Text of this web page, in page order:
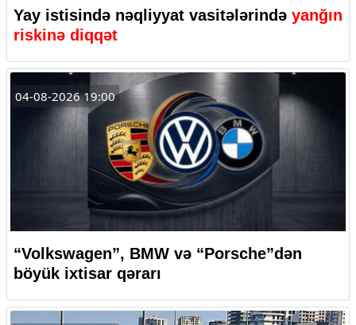
Yay istisində nəqliyyat vasitələrində yanğın
riskinə diqqət
04-08-2026 19:00
“Volkswagen”, BMW və “Porsche”dən
böyük ixtisar qərarı